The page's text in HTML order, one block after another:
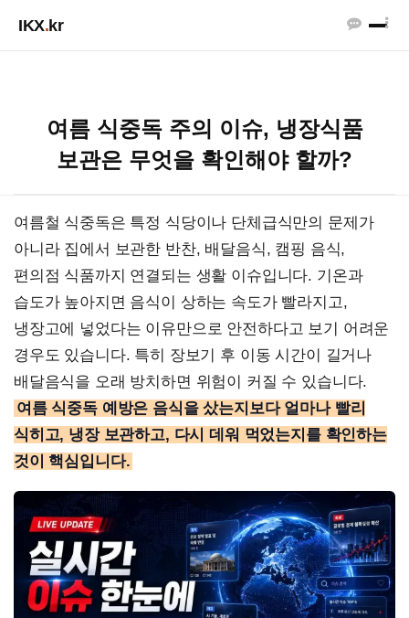
IKX.kr
여름 식중독 주의 이슈, 냉장식품
보관은 무엇을 확인해야 할까?
여름철 식중독은 특정 식당이나 단체급식만의 문제가
아니라 집에서 보관한 반찬, 배달음식, 캠핑 음식,
편의점 식품까지 연결되는 생활 이슈입니다. 기온과
습도가 높아지면 음식이 상하는 속도가 빨라지고,
냉장고에 넣었다는 이유만으로 안전하다고 보기 어려운
경우도 있습니다. 특히 장보기 후 이동 시간이 길거나
배달음식을 오래 방치하면 위험이 커질 수 있습니다.
여름 식중독 예방은 음식을 샀는지보다 얼마나 빨리
식히고, 냉장 보관하고, 다시 데워 먹었는지를 확인하는
것이 핵심입니다.